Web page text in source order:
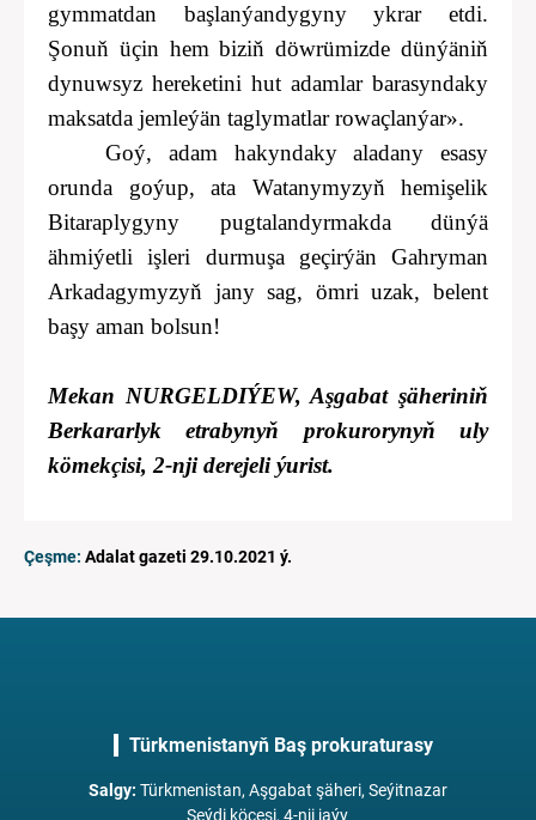
gymmatdan başlanýandygyny ykrar etdi.
Şonuň üçin hem biziň döwrümizde dünýäniň
dynuwsyz hereketini hut adamlar barasyndaky
maksatda jemleýän taglymatlar rowaçlanýar».
Goý, adam hakyndaky aladany esasy
orunda goýup, ata Watanymyzyň hemişelik
Bitaraplygyny pugtalandyrmakda dünýä
ähmiýetli işleri durmuşa geçirýän Gahryman
Arkadagymyzyň jany sag, ömri uzak, belent
başy aman bolsun!
Mekan NURGELDIÝEW, Aşgabat şäheriniň
Berkararlyk etrabynyň prokurorynyň uly
kömekçisi, 2-nji derejeli ýurist.
Çeşme: Adalat gazeti 29.10.2021 ý.
Türkmenistanyň Baş prokuraturasy
Salgy: Türkmenistan, Aşgabat şäheri, Seýitnazar
Seýdi köçesi, 4-nji jaýy